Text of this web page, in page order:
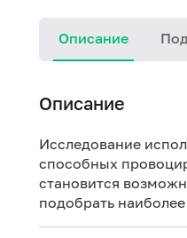
Описание
Описание
Исследование
способных
становится
подобрать